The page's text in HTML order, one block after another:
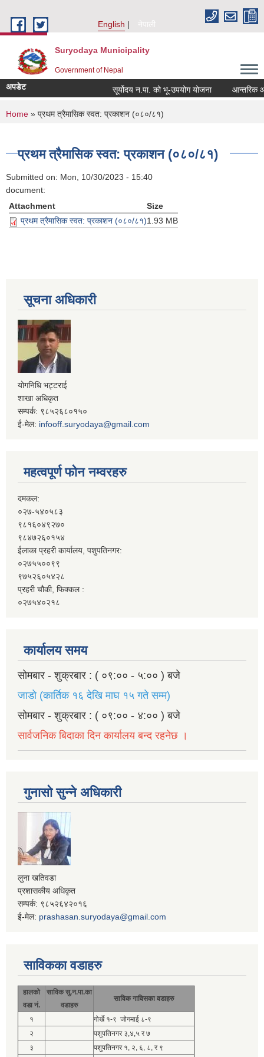
English
नेपाली
Suryodaya Municipality
Government of Nepal
अपडेट सूर्योदय न.पा. को भू-उपयोग योजना आन्तरिक आय
You are here
Home » प्रथम त्रैमासिक स्वत: प्रकाशन (०८०/८१)
प्रथम त्रैमासिक स्वत: प्रकाशन (०८०/८१)
Submitted on: Mon, 10/30/2023 - 15:40
document:
Attachment
Size
प्रथम त्रैमासिक स्वत: प्रकाशन (०८०/८१)1.93 MB
सूचना अधिकारी
योगनिधि भट्टराई
शाखा अधिकृत
सम्पर्क: ९८५२६८०१५०
ई-मेल: infooff.suryodaya@gmail.com
महत्वपूर्ण फोन नम्वरहरु
दमकल:
०२७-५४०५८३
९८१६०४९२७०
९८४७२६०१५४
ईलाका प्रहरी कार्यालय, पशुपतिनगर:
०२७५५००९९
९७५२६०५४२८
प्रहरी चौकी, फिक्कल :
०२७५४०२१८
कार्यालय समय
सोमबार - शुक्रबार : ( ०९:०० - ५:०० ) बजे
जाडो (कार्तिक १६ देखि माघ १५ गते सम्म)
सोमबार - शुक्रबार : ( ०९:०० - ४:०० ) बजे
सार्वजनिक बिदाका दिन कार्यालय बन्द रहनेछ ।
गुनासो सुन्ने अधिकारी
लुना खतिवडा
प्रशासकीय अधिकृत
सम्पर्क: ९८५२६४२०१६
ई-मेल: prashasan.suryodaya@gmail.com
साविकका वडाहरु
हालको
वडा नं.
साविक सु.न.पा.का
वडाहरु
साविक गाविसका वडाहरु
१
गोर्खे १-९ जोगमाई ८-९
२
पशुपतिनगर ३,४,५ र ७
३
पशुपतिनगर १, २, ६, ८, र ९